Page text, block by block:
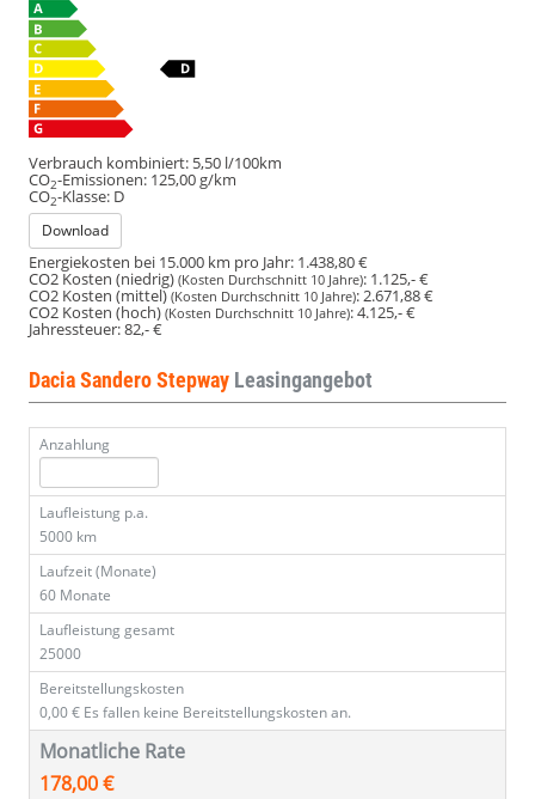
Verbrauch kombiniert: 5,50 l/100km
CO2-Emissionen: 125,00 g/km
CO2-Klasse: D
Download
Energiekosten bei 15.000 km pro Jahr: 1.438,80 €
CO2 Kosten (niedrig) (Kosten Durchschnitt 10 Jahre): 1.125,- €
CO2 Kosten (mittel)(Kosten Durchschnitt 10 Jahre):2.671,88 €
CO2 Kosten (hoch) (Kosten Durchschnitt 10 Jahre):4.125,- €
Jahressteuer:82,- €
Dacia Sandero Stepway Leasingangebot
Anzahlung
Laufleistung p.a.
5000 km
Laufzeit (Monate)
60 Monate
Laufleistung gesamt
25000
Bereitstellungskosten
0,00 € Es fallen keine Bereitstellungskosten an.
Monatliche Rate
178,00 €